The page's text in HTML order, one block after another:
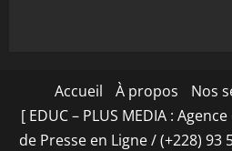
Accueil À propos Nos
[ EDUC – PLUS MEDIA :
de Presse en Ligne / (+228) 93